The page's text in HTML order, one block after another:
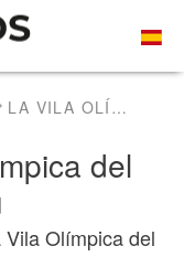
LA VILA OLÍMPICA DEL POBLENOU
del
Olímpica del